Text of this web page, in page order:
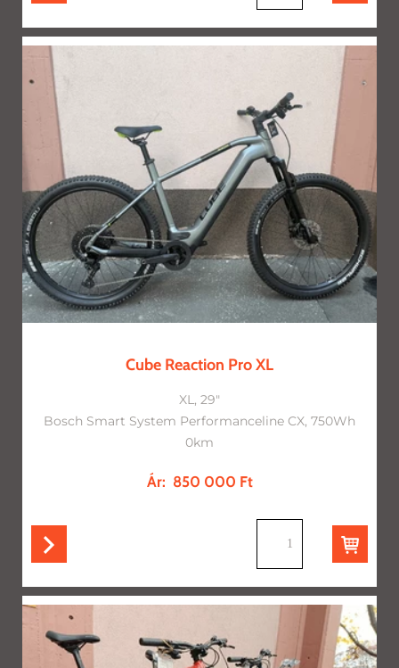
Cube Reaction Pro XL
XL, 29"
Bosch Smart System Performanceline CX, 750Wh
0km
Ár: 850 000 Ft